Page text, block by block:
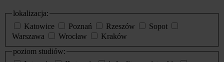
lokalizacja:
Katowice
Poznań Rzeszów
Sopot
Warszawa
Wrocław
Kraków
poziom studiów: